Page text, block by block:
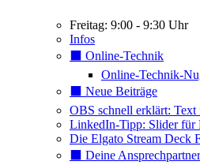
Freitag: 9:00 - 9:30 Uhr
Infos
⬛️ Online-Technik
Online-Technik-
⬛️ Neue Beiträge
OBS schnell erklärt: Text
LinkedIn-Tipp: Slider
Die Elgato Stream Deck
⬛️ Deine